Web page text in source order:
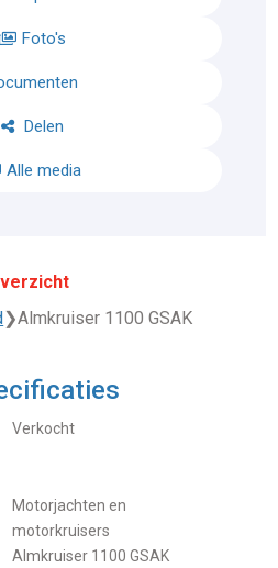
Foto's
Delen
Alle media
❯Almkruiser 1100 GSAK
Verkocht
Motorjachten en
motorkruisers
Almkruiser 1100 GSAK